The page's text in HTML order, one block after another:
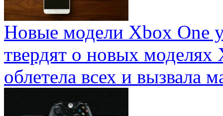
Новые модели Xbox One
твердят о новых
облетела всех и вызвала